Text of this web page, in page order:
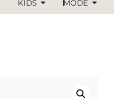
KIDS MODE